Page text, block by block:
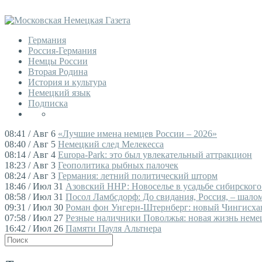
Германия
Россия-Германия
Немцы России
Вторая Родина
История и культура
Немецкий язык
Подписка
08:41 / Авг 6 «Лучшие имена немцев России – 2026»
08:40 / Авг 5 Немецкий след Мелекесса
08:14 / Авг 4 Europa-Park: это был увлекательный аттракцион
18:23 / Авг 3 Геополитика рыбных палочек
08:24 / Авг 3 Германия: летний политический шторм
18:46 / Июл 31 Азовский ННР: Новоселье в усадьбе
08:58 / Июл 31 Посол Ламбсдорф: До свидания, Россия, –
09:31 / Июл 30 Роман фон Унгерн-Штернберг: новый
07:58 / Июл 27 Резные наличники Поволжья: новая жизнь
16:42 / Июл 26 Памяти Пауля Альтнера